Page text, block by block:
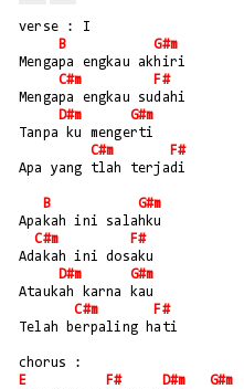
verse : I
B
G#m
Mengapa engkau akhiri
C#m
F#
Mengapa engkau sudahi
D#m
G#m
Tanpa ku mengerti
C#m
F#
Apa yang tlah terjadi
B
G#m
Apakah ini salahku
C#m
F#
Adakah ini dosaku
D#m
G#m
Ataukah karna kau
C#m
F#
Telah berpaling hati
chorus :
E
F# D#m
G#m